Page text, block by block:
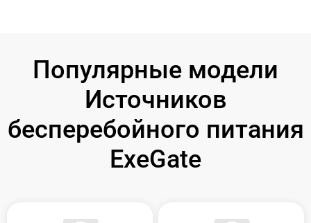
Популярные модели
Источников
бесперебойного питания
ExeGate